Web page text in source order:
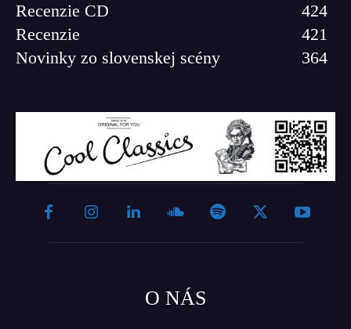
Recenzie CD
424
Recenzie
421
Novinky zo slovenskej scény
364
O NÁS